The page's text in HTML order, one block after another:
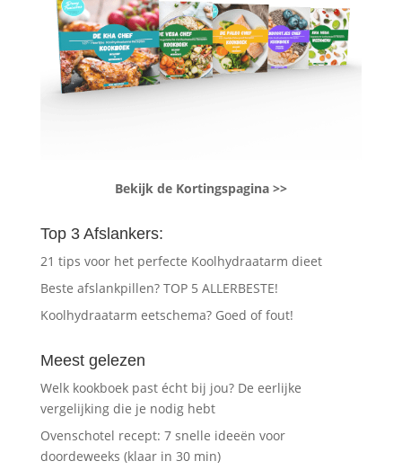
Bekijk de Kortingspagina >>
Top 3 Afslankers:
21 tips voor het perfecte Koolhydraatarm dieet
Beste afslankpillen? TOP 5 ALLERBESTE!
Koolhydraatarm eetschema? Goed of fout!
Meest gelezen
Welk kookboek past écht bij jou? De eerlijke
vergelijking die je nodig hebt
Ovenschotel recept: 7 snelle ideeën voor
doordeweeks (klaar in 30 min)